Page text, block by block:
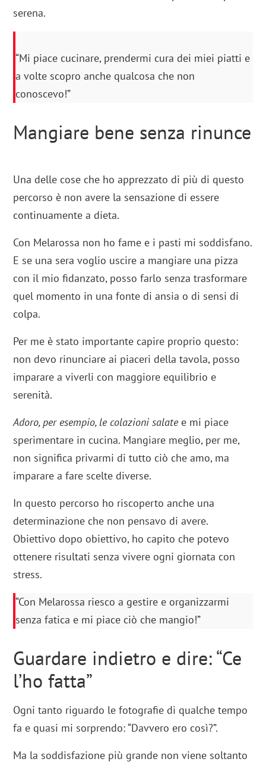
serena.
“Mi piace cucinare, prendermi cura dei miei piatti e
a volte scopro anche qualcosa che non
conoscevo!”
Mangiare bene senza rinunce
Una delle cose che ho apprezzato di più di questo
percorso è non avere la sensazione di essere
continuamente a dieta.
Con Melarossa non ho fame e i pasti mi soddisfano.
E se una sera voglio uscire a mangiare una pizza
con il mio fidanzato, posso farlo senza trasformare
quel momento in una fonte di ansia o di sensi di
colpa.
Per me è stato importante capire proprio questo:
non devo rinunciare ai piaceri della tavola, posso
imparare a viverli con maggiore equilibrio e
serenità.
Adoro, per esempio, le colazioni salate e mi piace
sperimentare in cucina. Mangiare meglio, per me,
non significa privarmi di tutto ciò che amo, ma
imparare a fare scelte diverse.
In questo percorso ho riscoperto anche una
determinazione che non pensavo di avere.
Obiettivo dopo obiettivo, ho capito che potevo
ottenere risultati senza vivere ogni giornata con
stress.
“Con Melarossa riesco a gestire e organizzarmi
senza fatica e mi piace ciò che mangio!”
Guardare indietro e dire: “Ce
l’ho fatta”
Ogni tanto riguardo le fotografie di qualche tempo
fa e quasi mi sorprendo: “Davvero ero così?”.
Ma la soddisfazione più grande non viene soltanto